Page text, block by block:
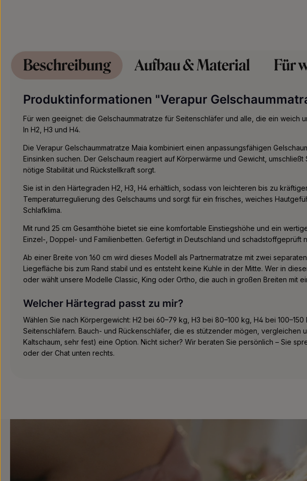
Beschreibung Aufbau & Material Für
Produktinformationen "Verapur
Für wen geeignet: die Gelschaummatratze für Seitenschläfer und alle, die ein
In H2, H3 und H4.
Die Verapur Gelschaummatratze Maia kombiniert einen anpassungsfähigen
Einsinken suchen. Der Gelschaum reagiert auf Körperwärme und Gewicht,
nötige Stabilität und Rückstellkraft sorgt.
Sie ist in den Härtegraden H2, H3, H4 erhältlich, sodass von leichteren bis zu
Temperaturregulierung des Gelschaums und sorgt für ein frisches, weiches
Schlafklima.
Mit rund 25 cm Gesamthöhe bietet sie eine komfortable Einstiegshöhe und ein
Einzel-, Doppel- und Familienbetten. Gefertigt in Deutschland und
Ab einer Breite von 160 cm wird dieses Modell als Partnermatratze mit zwei
Liegefläche bis zum Rand stabil und es entsteht keine Kuhle in der Mitte. Wer in
oder wählt unsere Modelle Classic, King oder Ortho, die auch in großen Breiten mit
Welcher Härtegrad passt zu mir?
Wählen Sie nach Körpergewicht: H2 bei 60–79 kg, H3 bei 80–100 kg, H4 bei
Seitenschläfern. Bauch- und Rückenschläfer, die es stützender mögen, vergleichen
Kaltschaum, sehr fest) eine Option. Nicht sicher? Wir beraten Sie persönlich – Sie
oder der Chat unten rechts.